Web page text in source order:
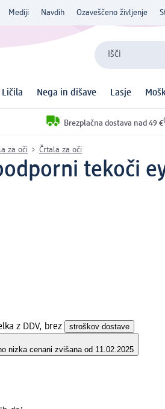
Mediji Navdih Ozaveščeno življenje
Išči
Ličila Nega in dišave Lasje
Brezplačna dostava nad 49 €
za oči Črtala za oči
tekoči
z DDV, brez stroškov dostave
nizka cenani zvišana od 11.02.2025